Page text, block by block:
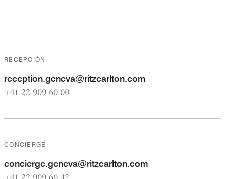
RECEPCIÓN
reception.geneva@ritzcarlton.com
+41 22 909 60 00
CONCIERGE
concierge.geneva@ritzcarlton.com